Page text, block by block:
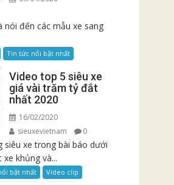
nói đến các mẫu xe sang
Tin tức nổi bật nhất
Video top 5 siêu xe
giá vài trăm tỷ đắt
nhất 2020
16/02/2020
sieuxevietnam
0
siêu xe trong bài báo dưới
khủng và...
bật nhất Video clip